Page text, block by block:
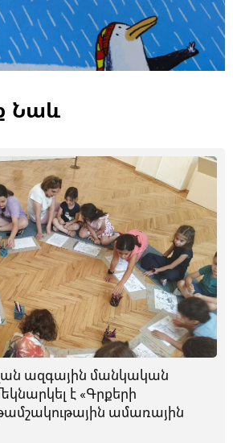
Նաև
ազգային մանկական
է «Գրքերի
ամառային